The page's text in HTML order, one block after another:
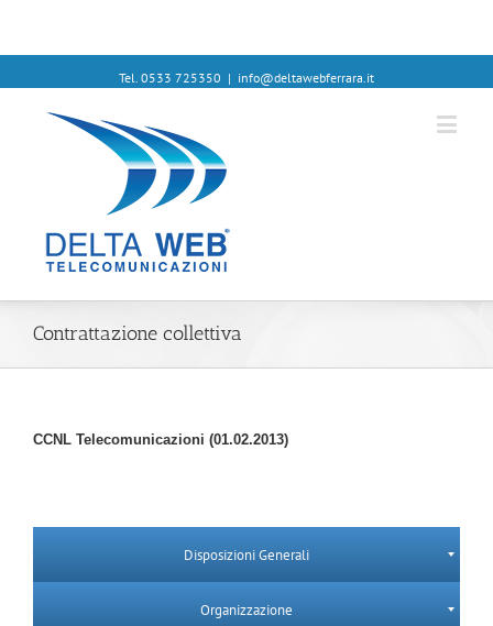
Tel. 0533 725350 | info@deltawebferrara.it
Contrattazione collettiva
CCNL Telecomunicazioni (01.02.2013)
Disposizioni Generali
Organizzazione